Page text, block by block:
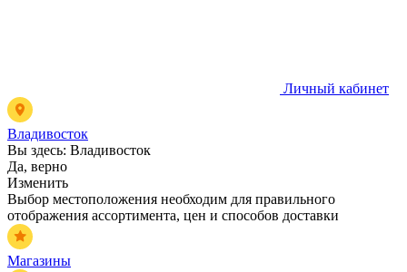
Личный кабинет
Владивосток
Вы здесь: Владивосток
Да, верно
Изменить
Выбор местоположения необходим для правильного
отображения ассортимента, цен и способов доставки
Магазины